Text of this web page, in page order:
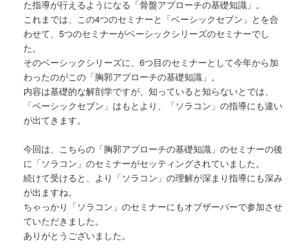
た指導が行えるようになる「骨盤アプローチの基礎知識」。
これまでは、この4つのセミナーと「ベーシックセブン」とを合
わせて、5つのセミナーがベーシックシリーズのセミナーでし
た。
そのベーシックシリーズに、6つ目のセミナーとして今年から加
わったのがこの「胸郭アプローチの基礎知識」。
内容は基礎的な解剖学ですが、知っていると知らないとでは、
「ベーシックセブン」はもとより、「ソラコン」の指導にも違い
が出てきます。
今回は、こちらの「胸郭アプローチの基礎知識」のセミナーの後
に「ソラコン」のセミナーがセッティングされていました。
続けて受けると、より「ソラコン」の理解が深まり指導にも深み
が出ますね。
ちゃっかり「ソラコン」のセミナーにもオブザーバーで参加させ
ていただきました。
ありがとうございました。